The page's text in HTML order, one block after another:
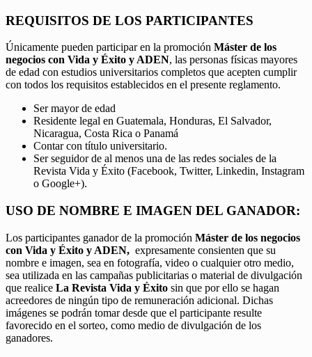
REQUISITOS DE LOS PARTICIPANTES
Únicamente pueden participar en la promoción Máster de los
negocios con Vida y Éxito y ADEN, las personas físicas mayores
de edad con estudios universitarios completos que acepten cumplir
con todos los requisitos establecidos en el presente reglamento.
Ser mayor de edad
Residente legal en Guatemala, Honduras, El Salvador,
Nicaragua, Costa Rica o Panamá
Contar con título universitario.
Ser seguidor de al menos una de las redes sociales de la
Revista Vida y Éxito (Facebook, Twitter, Linkedin, Instagram
o Google+).
USO DE NOMBRE E IMAGEN DEL GANADOR:
Los participantes ganador de la promoción Máster de los negocios
con Vida y Éxito y ADEN, expresamente consienten que su
nombre e imagen, sea en fotografía, video o cualquier otro medio,
sea utilizada en las campañas publicitarias o material de divulgación
que realice La Revista Vida y Éxito sin que por ello se hagan
acreedores de ningún tipo de remuneración adicional. Dichas
imágenes se podrán tomar desde que el participante resulte
favorecido en el sorteo, como medio de divulgación de los
ganadores.